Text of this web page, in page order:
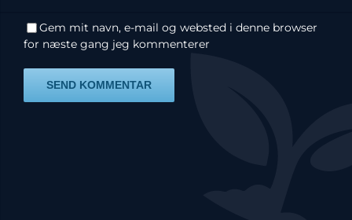
Gem mit navn, e-mail og websted i denne browser
for næste gang jeg kommenterer